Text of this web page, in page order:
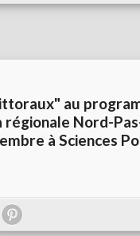
au
régionale Nord-
à Sciences